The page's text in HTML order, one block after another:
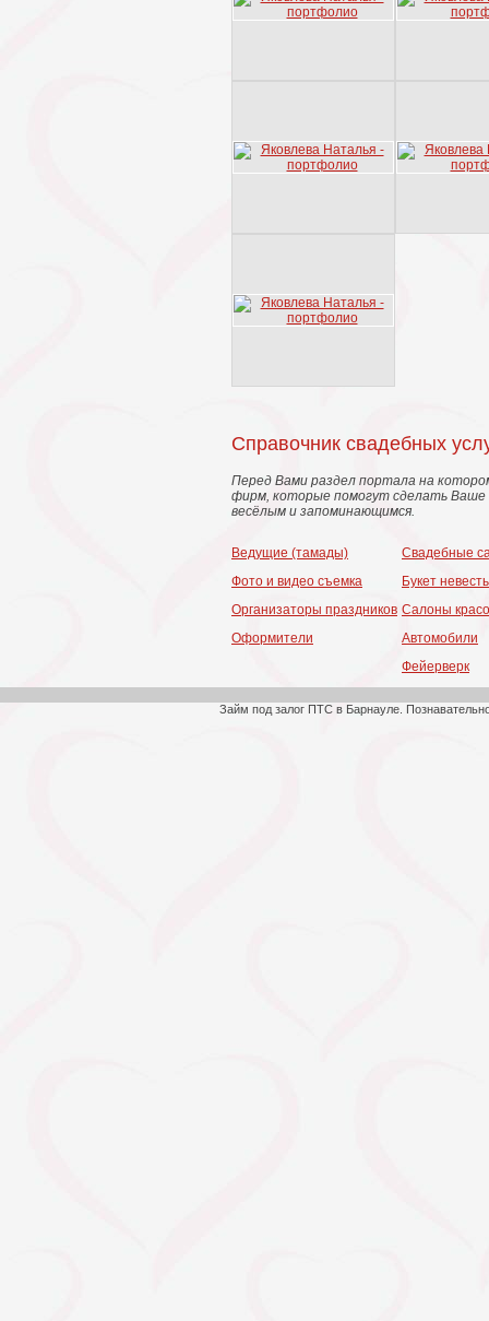
Справочник свадебных
Перед Вами раздел портала на
фирм, которые помогут сделать Ваше
весёлым и запоминающимся.
Ведущие (тамады)
Фото и видео съемка
Организаторы праздников
Оформители
Свадебные
Букет
Салоны
Автомобили
Фейерверк
Займ под залог ПТС в Барнауле.